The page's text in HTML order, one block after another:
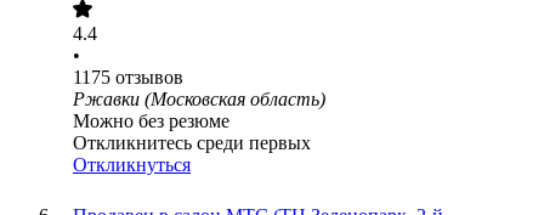
4.4
•
1175 отзывов
Ржавки (Московская область)
Можно без резюме
Откликнитесь среди первых
Откликнуться